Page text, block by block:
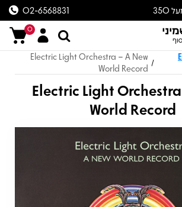
משלוח חינם עד הבית מעל 350
02-6568831
0
/
Electric Light Orchestra – A New
World Record
Electric Light Orchestra
World Record